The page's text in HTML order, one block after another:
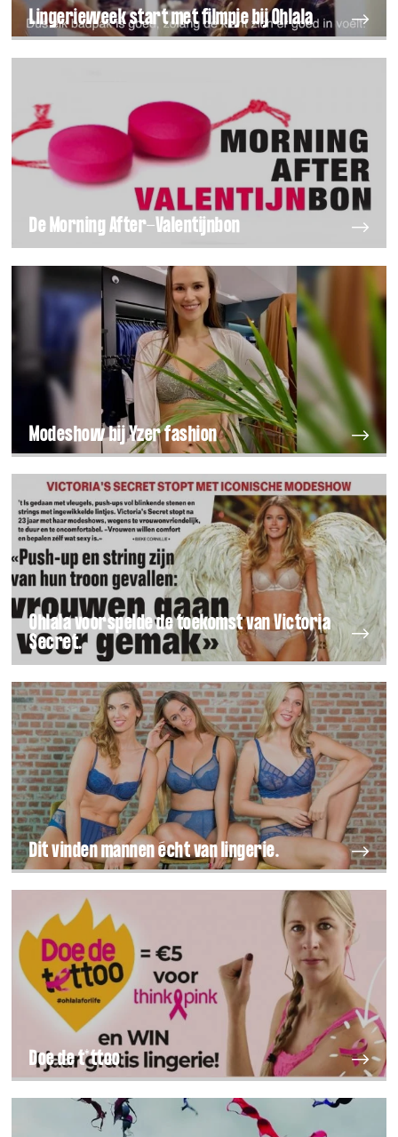
Lingerieweek start met filmpje bij Ohlala
De Morning After-Valentijnbon
Modeshow bij Yzer fashion
Ohlala voorspelde de toekomst van Victoria
Secret.
Dit vinden mannen écht van lingerie.
Doe de t*ttoo